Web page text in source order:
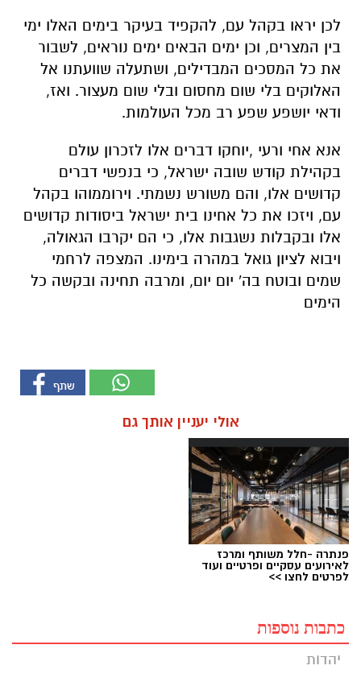
לכן יראו בקהל עם, להקפיד בעיקר בימים האלו ימי
בין המצרים, וכן ימים הבאים ימים נוראים, לשבור
את כל המסכים המבדילים, ושתעלה שוועתנו אל
האלוקים בלי שום מחסום ובלי שום מעצור. ואז,
ודאי יושפע שפע רב מכל העולמות.
אנא אחי ורעי ,יוחקו דברים אלו לזכרון עולם
בקהילת קודש שובה ישראל, כי בנפשי דברים
קדושים אלו, והם משורש נשמתי. וירוממוהו בקהל
עם, ויזכו את כל אחינו בית ישראל ביסודות קדושים
אלו ובקבלות נשגבות אלו, כי הם יקרבו הגאולה,
ויבוא לציון גואל במהרה בימינו. המצפה לרחמי
שמים ובוטח בה' יום יום, ומרבה תחינה ובקשה כל
הימים
אולי יעניין אותך גם
פנתרה -חלל משותף ומרכז
לאירועים עסקיים ופרטיים ועוד
לפרטים לחצו >>
כתבות נוספות
יהדות